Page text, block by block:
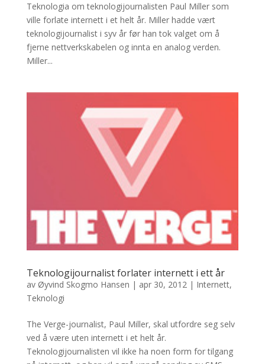
Teknologia om teknologijournalisten Paul Miller som
ville forlate internett i et helt år. Miller hadde vært
teknologijournalist i syv år før han tok valget om å
fjerne nettverkskabelen og innta en analog verden.
Miller...
Teknologijournalist forlater internett i ett år
av Øyvind Skogmo Hansen | apr 30, 2012 | Internett,
Teknologi
The Verge-journalist, Paul Miller, skal utfordre seg selv
ved å være uten internett i et helt år.
Teknologijournalisten vil ikke ha noen form for tilgang